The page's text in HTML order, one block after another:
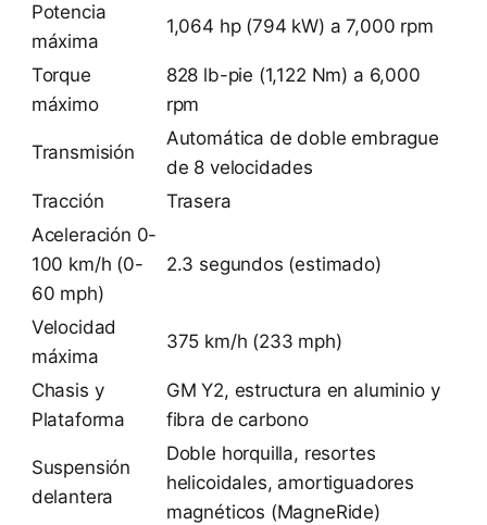
Potencia
máxima
1,064 hp (794 kW) a 7,000 rpm
Torque
máximo
828 lb-pie (1,122 Nm) a 6,000
rpm
Transmisión
Automática de doble embrague
de 8 velocidades
Tracción
Trasera
Aceleración 0-
100 km/h (0-
60 mph)
2.3 segundos (estimado)
Velocidad
máxima
375 km/h (233 mph)
Chasis y
Plataforma
GM Y2, estructura en aluminio y
fibra de carbono
Suspensión
delantera
Doble horquilla, resortes
helicoidales, amortiguadores
magnéticos (MagneRide)